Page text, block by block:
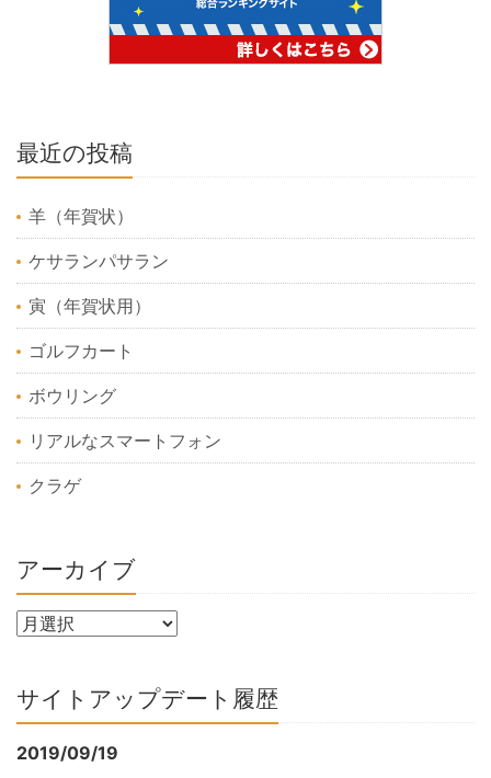
最近の投稿
羊（年賀状）
ケサランパサラン
寅（年賀状用）
ゴルフカート
ボウリング
リアルなスマートフォン
クラゲ
アーカイブ
サイトアップデート履歴
2019/09/19